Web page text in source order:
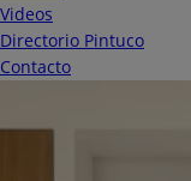
Videos
Directorio Pintuco
Contacto